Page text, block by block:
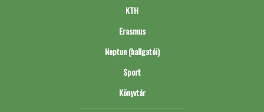
KTH
Erasmus
Neptun (hallgatói)
Sport
Könyvtár